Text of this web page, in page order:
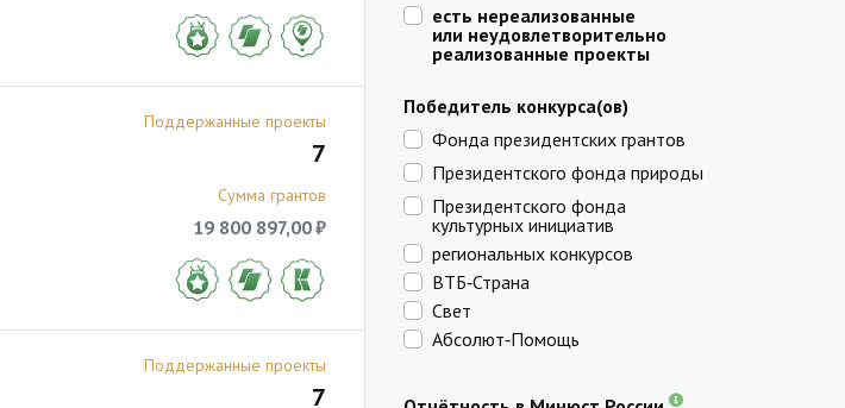
Поддержанные проекты
7
Сумма грантов
19 800 897,00 ₽
Поддержанные проекты
7
есть нереализованные
или неудовлетворительно
реализованные проекты
Победитель конкурса(ов)
Фонда президентских грантов
Президентского фонда природы
Президентского фонда
культурных инициатив
региональных конкурсов
ВТБ‑Страна
Свет
Абсолют‑Помощь